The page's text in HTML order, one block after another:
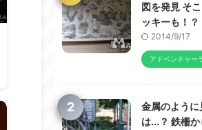
図を発見 そ
ッキーも！？
2014/9/17
アドベンチャー
2
金属のよう
は...？ 鉄柵